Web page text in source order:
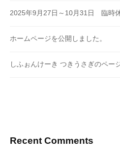
2025年9月27日～10月31日 臨時休
ホームページを公開しました。
しふぉんけーき つきうさぎのペー
Recent Comments